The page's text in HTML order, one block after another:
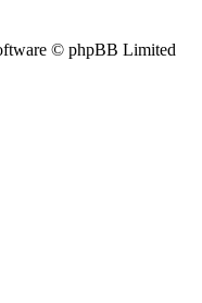
© phpBB Limited